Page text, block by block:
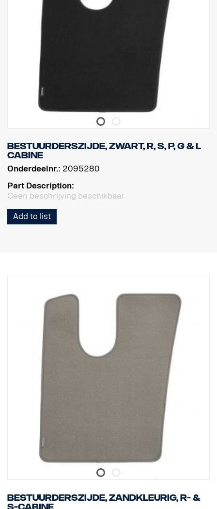
Bestuurderszijde, zwart, R, S, P, G & L
cabine
Onderdeelnr.: 2095280
Part Description:
Geen beschrijving beschikbaar
Add to list
Bestuurderszijde, zandkleurig, R- &
S-cabine